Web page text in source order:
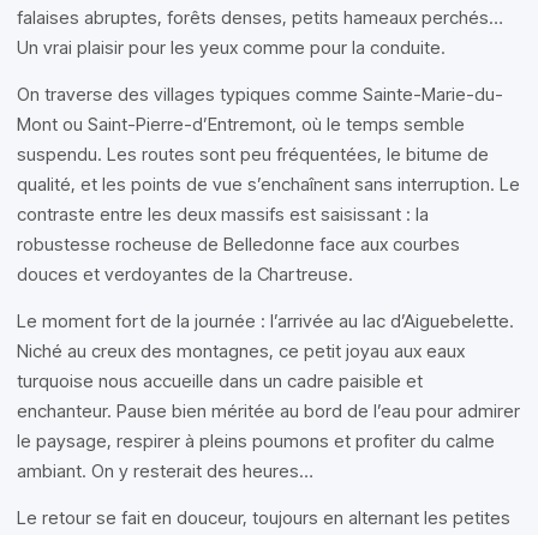
falaises abruptes, forêts denses, petits hameaux perchés…
Un vrai plaisir pour les yeux comme pour la conduite.
On traverse des villages typiques comme Sainte-Marie-du-
Mont ou Saint-Pierre-d’Entremont, où le temps semble
suspendu. Les routes sont peu fréquentées, le bitume de
qualité, et les points de vue s’enchaînent sans interruption. Le
contraste entre les deux massifs est saisissant : la
robustesse rocheuse de Belledonne face aux courbes
douces et verdoyantes de la Chartreuse.
Le moment fort de la journée : l’arrivée au lac d’Aiguebelette.
Niché au creux des montagnes, ce petit joyau aux eaux
turquoise nous accueille dans un cadre paisible et
enchanteur. Pause bien méritée au bord de l’eau pour admirer
le paysage, respirer à pleins poumons et profiter du calme
ambiant. On y resterait des heures…
Le retour se fait en douceur, toujours en alternant les petites